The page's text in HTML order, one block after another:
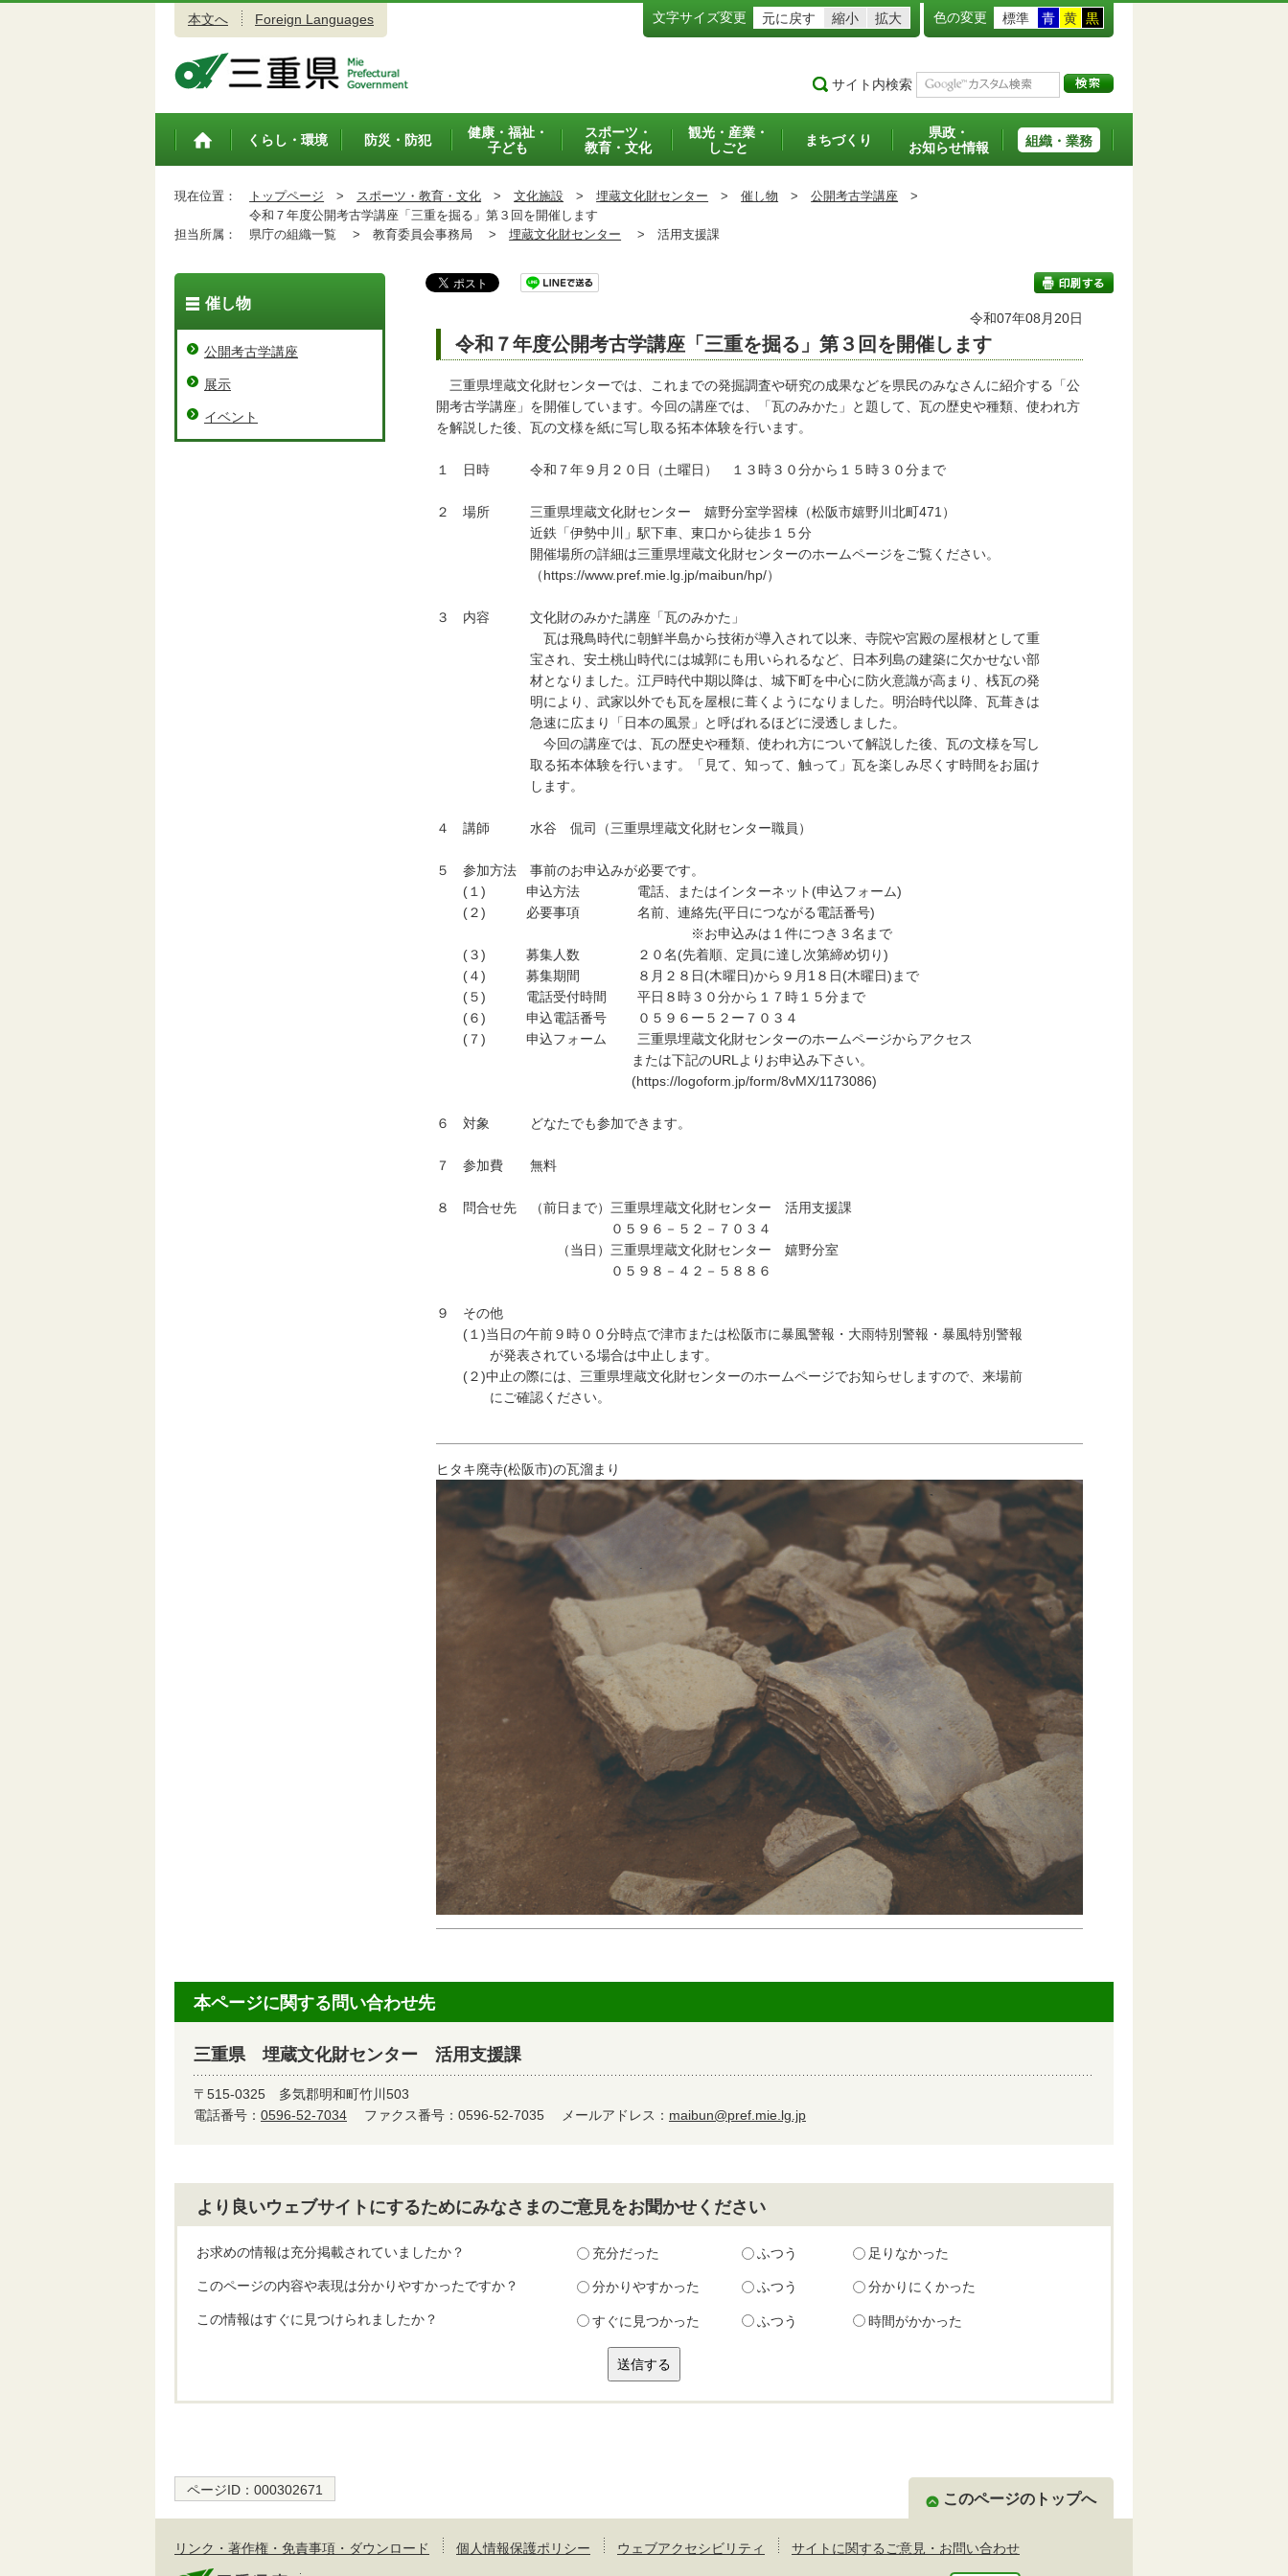
本文へ Foreign Languages 文字サイズ変更 元に戻す 縮小 拡大 色の変更 標準 青 黄 黒
サイト内検索
トップペ
くらし・環境 防災・防犯
健康・福祉・
子ども
スポーツ・
教育・文化
観光・産業・
しごと
まちづくり
県政・
お知らせ情報
組織・業務
現在位置： トップページ > スポーツ・教育・文化 > 文化施設 > 埋蔵文化財センター > 催し物 > 公開考古学講座 >
令和７年度公開考古学講座「三重を掘る」第３回を開催します
担当所属：
県庁の組織一覧 > 教育委員会事務局 > 埋蔵文化財センター > 活用支援課
印刷する
令和07年08月20日
令和７年度公開考古学講座「三重を掘る」第３回を開催します
三重県埋蔵文化財センターでは、これまでの発掘調査や研究の成果などを県民のみなさんに紹介する「公
開考古学講座」を開催しています。今回の講座では、「瓦のみかた」と題して、瓦の歴史や種類、使われ方
を解説した後、瓦の文様を紙に写し取る拓本体験を行います。
１ 日時 令和７年９月２０日（土曜日） １３時３０分から１５時３０分まで
２ 場所 三重県埋蔵文化財センター 嬉野分室学習棟（松阪市嬉野川北町471）
近鉄「伊勢中川」駅下車、東口から徒歩１５分
開催場所の詳細は三重県埋蔵文化財センターのホームページをご覧ください。
（https://www.pref.mie.lg.jp/maibun/hp/）
３ 内容 文化財のみかた講座「瓦のみかた」
瓦は飛鳥時代に朝鮮半島から技術が導入されて以来、寺院や宮殿の屋根材として重
宝され、安土桃山時代には城郭にも用いられるなど、日本列島の建築に欠かせない部
材となりました。江戸時代中期以降は、城下町を中心に防火意識が高まり、桟瓦の発
明により、武家以外でも瓦を屋根に葺くようになりました。明治時代以降、瓦葺きは
急速に広まり「日本の風景」と呼ばれるほどに浸透しました。
今回の講座では、瓦の歴史や種類、使われ方について解説した後、瓦の文様を写し
取る拓本体験を行います。「見て、知って、触って」瓦を楽しみ尽くす時間をお届け
します。
４ 講師 水谷 侃司（三重県埋蔵文化財センター職員）
５ 参加方法 事前のお申込みが必要です。
(１) 申込方法 電話、またはインターネット(申込フォーム)
(２) 必要事項 名前、連絡先(平日につながる電話番号)
※お申込みは１件につき３名まで
(３) 募集人数 ２０名(先着順、定員に達し次第締め切り)
(４) 募集期間 ８月２８日(木曜日)から９月1８日(木曜日)まで
(５) 電話受付時間 平日８時３０分から１７時１５分まで
(６) 申込電話番号 ０５９６ー５２ー７０３４
(７) 申込フォーム 三重県埋蔵文化財センターのホームページからアクセス
または下記のURLよりお申込み下さい。
(https://logoform.jp/form/8vMX/1173086)
６ 対象 どなたでも参加できます。
７ 参加費 無料
８ 問合せ先 （前日まで）三重県埋蔵文化財センター 活用支援課
０５９６－５２－７０３４
（当日）三重県埋蔵文化財センター 嬉野分室
０５９８－４２－５８８６
９ その他
(１)当日の午前９時００分時点で津市または松阪市に暴風警報・大雨特別警報・暴風特別警報
が発表されている場合は中止します。
(２)中止の際には、三重県埋蔵文化財センターのホームページでお知らせしますので、来場前
にご確認ください。
ヒタキ廃寺(松阪市)の瓦溜まり
催し物
公開考古学講座
展示
イベント
本ページに関する問い合わせ先
三重県 埋蔵文化財センター 活用支援課
〒515-0325 多気郡明和町竹川503
電話番号： 0596-52-7034 ファクス番号：0596-52-7035 メールアドレス： maibun@pref.mie.lg.jp
より良いウェブサイトにするためにみなさまのご意見をお聞かせください
お求めの情報は充分掲載されていましたか？ 充分だった ふつう 足りなかった
このページの内容や表現は分かりやすかったですか？ 分かりやすかった ふつう 分かりにくかった
この情報はすぐに見つけられましたか？ すぐに見つかった ふつう 時間がかかった
ページID： 000302671
このページのトップへ
リンク・著作権・免責事項・ダウンロード 個人情報保護ポリシー ウェブアクセシビリティ サイトに関するご意見・お問い合わせ